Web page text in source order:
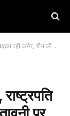
चेतावनी पर व्हाइट हाउस का बयान